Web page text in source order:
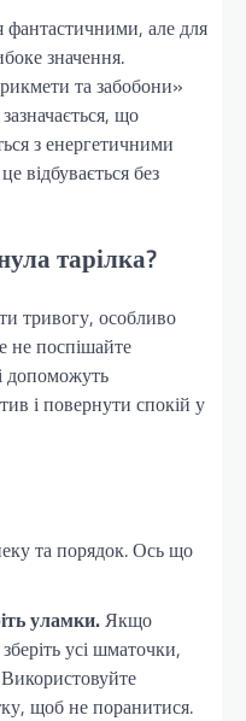
фантастичними, але для
значення.
та забобони»
що
з енергетичними
відбувається без
тарілка?
тривогу, особливо
не поспішайте
допоможуть
і повернути спокій у
та порядок. Ось що
уламки.Якщо
усі шматочки,
щоб не поранитися.